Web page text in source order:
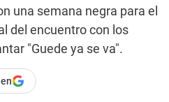
una semana negra para el
del encuentro con los
"Guede ya se va".